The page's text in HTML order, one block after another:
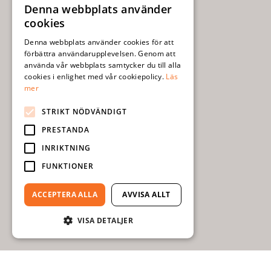
SWEDISH
Denna webbplats använder
cookies
Denna webbplats använder cookies för att
förbättra användarupplevelsen. Genom att
använda vår webbplats samtycker du till alla
cookies i enlighet med vår cookiepolicy. Läs
mer
STRIKT NÖDVÄNDIGT
PRESTANDA
INRIKTNING
FUNKTIONER
ACCEPTERA ALLA AVVISA ALLT
VISA DETALJER